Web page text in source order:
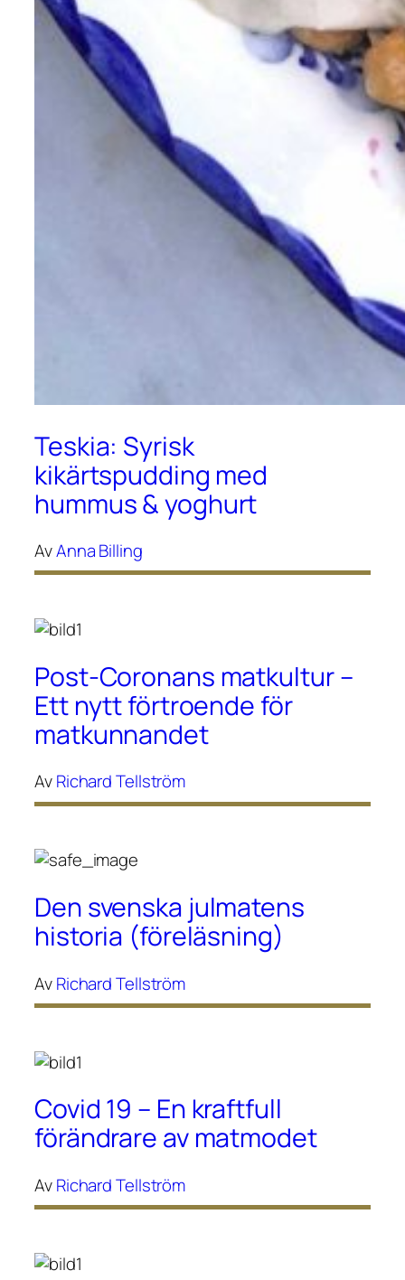
Teskia: Syrisk
kikärtspudding med
hummus & yoghurt
AvAnna Billing
Post-Coronans matkultur –
Ett nytt förtroende för
matkunnandet
AvRichard Tellström
Den svenska julmatens
historia (föreläsning)
AvRichard Tellström
Covid 19 – En kraftfull
förändrare av matmodet
AvRichard Tellström